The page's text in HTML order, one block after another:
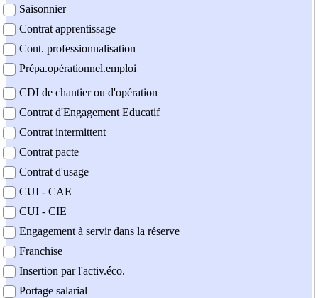
Saisonnier
Contrat apprentissage
Cont. professionnalisation
Prépa.opérationnel.emploi
CDI de chantier ou d'opération
Contrat d'Engagement Educatif
Contrat intermittent
Contrat pacte
Contrat d'usage
CUI - CAE
CUI - CIE
Engagement à servir dans la réserve
Franchise
Insertion par l'activ.éco.
Portage salarial